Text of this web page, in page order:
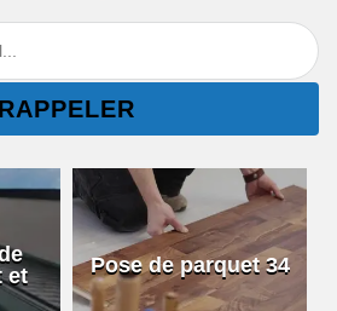
et
Pose de parquet 34